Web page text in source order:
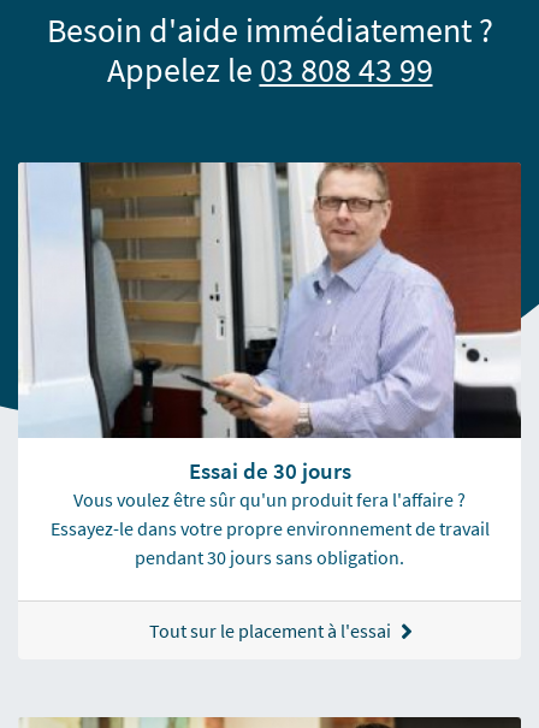
Besoin d'aide immédiatement ?
Appelez le 03 808 43 99
Essai de 30 jours
Vous voulez être sûr qu'un produit fera l'affaire ?
Essayez-le dans votre propre environnement de travail
pendant 30 jours sans obligation.
Tout sur le placement à l'essai